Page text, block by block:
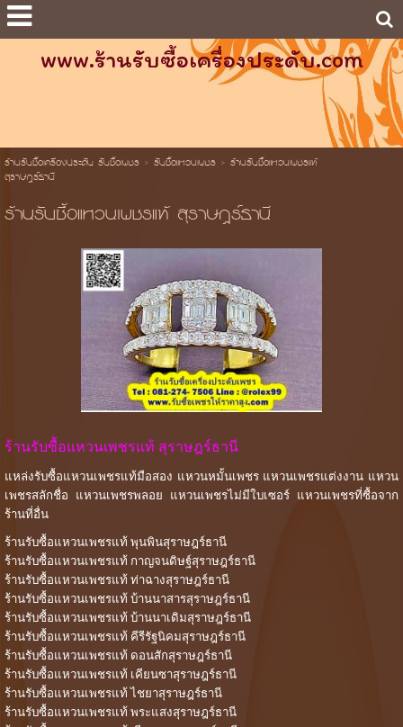
www.ร้านรับซื้อเครื่องประดับ.com
ร้านรับซื้อเครื่องประดับ รับซื้อเพชร> รับซื้อแหวนเพชร> ร้านรับซื้อแหวนเพชรแท้
สุราษฎร์ธานี
ร้านรับซื้อแหวนเพชรแท้ สุราษฎร์ธานี
ร้านรับซื้อแหวนเพชรแท้ สุราษฎร์ธานี
แหล่งรับซื้อแหวนเพชรแท้มือสอง แหวนหมั้นเพชร แหวนเพชรแต่งงาน แหวน
เพชรสลักชื่อ แหวนเพชรพลอย แหวนเพชรไม่มีใบเซอร์ แหวนเพชรที่ซื้อจาก
ร้านที่อื่น
ร้านรับซื้อแหวนเพชรแท้ พุนพินสุราษฎร์ธานี
ร้านรับซื้อแหวนเพชรแท้ กาญจนดิษฐ์สุราษฎร์ธานี
ร้านรับซื้อแหวนเพชรแท้ ท่าฉางสุราษฎร์ธานี
ร้านรับซื้อแหวนเพชรแท้ บ้านนาสารสุราษฎร์ธานี
ร้านรับซื้อแหวนเพชรแท้ บ้านนาเดิมสุราษฎร์ธานี
ร้านรับซื้อแหวนเพชรแท้ คีรีรัฐนิคมสุราษฎร์ธานี
ร้านรับซื้อแหวนเพชรแท้ ดอนสักสุราษฎร์ธานี
ร้านรับซื้อแหวนเพชรแท้ เคียนซาสุราษฎร์ธานี
ร้านรับซื้อแหวนเพชรแท้ ไชยาสุราษฎร์ธานี
ร้านรับซื้อแหวนเพชรแท้ พระแสงสุราษฎร์ธานี